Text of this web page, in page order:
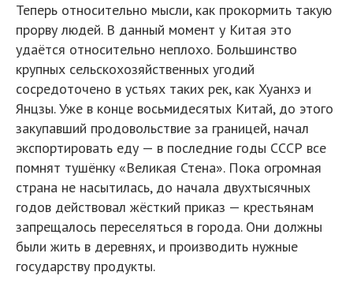
Теперь относительно мысли, как прокормить такую
прорву людей. В данный момент у Китая это
удаётся относительно неплохо. Большинство
крупных сельскохозяйственных угодий
сосредоточено в устьях таких рек, как Хуанхэ и
Янцзы. Уже в конце восьмидесятых Китай, до этого
закупавший продовольствие за границей, начал
экспортировать еду — в последние годы СССР все
помнят тушёнку «Великая Стена». Пока огромная
страна не насытилась, до начала двухтысячных
годов действовал жёсткий приказ — крестьянам
запрещалось переселяться в города. Они должны
были жить в деревнях, и производить нужные
государству продукты.